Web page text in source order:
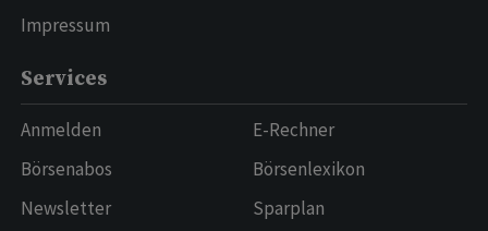
Impressum
Services
Anmelden
Börsenabos
Newsletter
E-Rechner
Börsenlexikon
Sparplan